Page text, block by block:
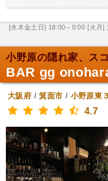
[水木金土日] 18:00～0:00 [火月]
小野原の隠れ家、ス
BAR gg
大阪府 /箕面市 / 小野原東
4.7